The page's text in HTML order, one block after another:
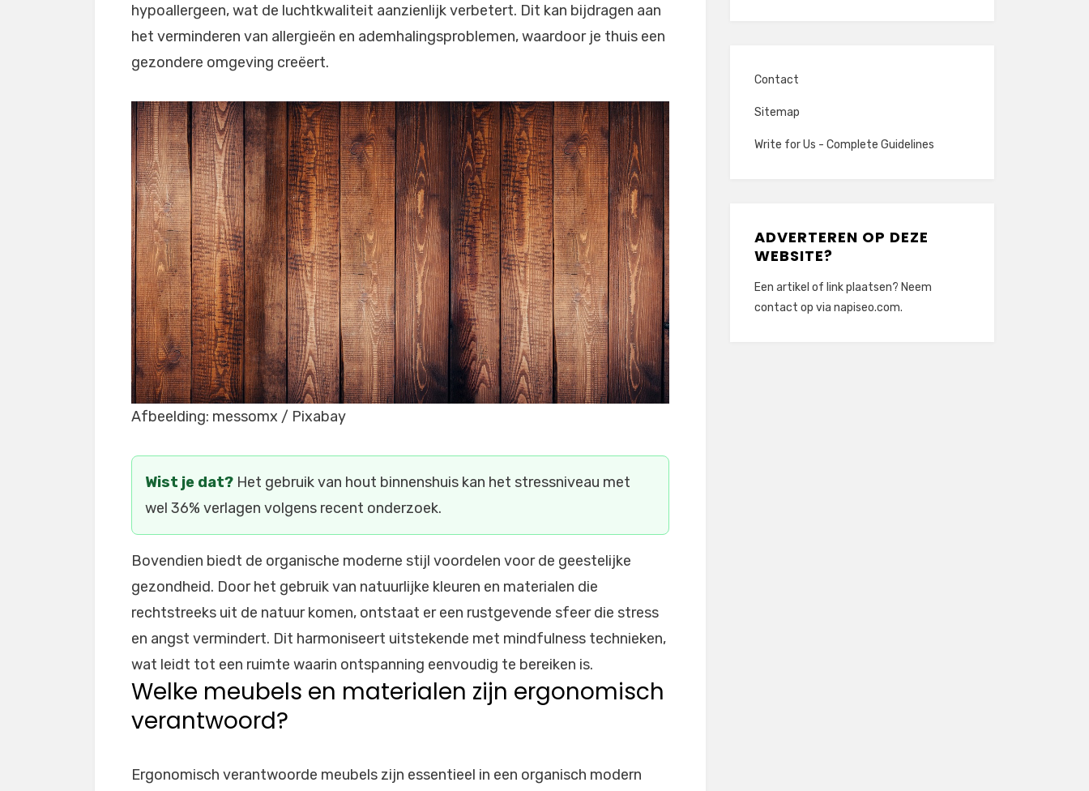
hypoallergeen, wat de luchtkwaliteit aanzienlijk verbetert. Dit kan bijdragen aan
het verminderen van allergieën en ademhalingsproblemen, waardoor je thuis een
gezondere omgeving creëert.
Afbeelding: messomx / Pixabay
Wist je dat? Het gebruik van hout binnenshuis kan het stressniveau met
wel 36% verlagen volgens recent onderzoek.
Bovendien biedt de organische moderne stijl voordelen voor de geestelijke
gezondheid. Door het gebruik van natuurlijke kleuren en materialen die
rechtstreeks uit de natuur komen, ontstaat er een rustgevende sfeer die stress
en angst vermindert. Dit harmoniseert uitstekende met mindfulness technieken,
wat leidt tot een ruimte waarin ontspanning eenvoudig te bereiken is.
Welke meubels en materialen zijn ergonomisch
verantwoord?
Ergonomisch verantwoorde meubels zijn essentieel in een organisch modern
Contact
Sitemap
Write for Us - Complete Guidelines
ADVERTEREN OP DEZE
WEBSITE?
Een artikel of link plaatsen? Neem
contact op via napiseo.com.